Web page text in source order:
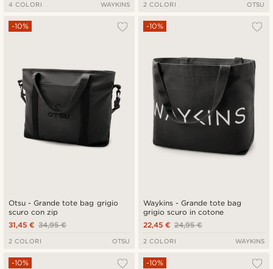
4 COLORI WAYKINS 2 COLORI OTSU
Otsu - Grande tote bag grigio
scuro con zip
-10%
34,95 €
31,45 €
2 COLORI OTSU
Waykins - Grande tote bag
grigio scuro in cotone
-10%
24,95 €
22,45 €
2 COLORI WAYKINS
-10% -10%